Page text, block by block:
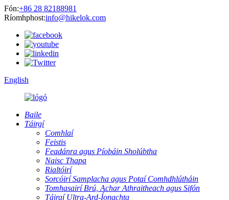
Fón:+86 28 82188981
Ríomhphost:info@hikelok.com
English
Baile
Táirgí
Comhlaí
Feistis
Feadánra agus Píobáin Sholúbtha
Naisc Thapa
Rialtóirí
Sorcóirí Samplacha agus Potaí Comhdhlútháin
Tomhasairí Brú, Achar Athraitheach agus Sifón
Táirgí Ultra-Ard-Íonachta